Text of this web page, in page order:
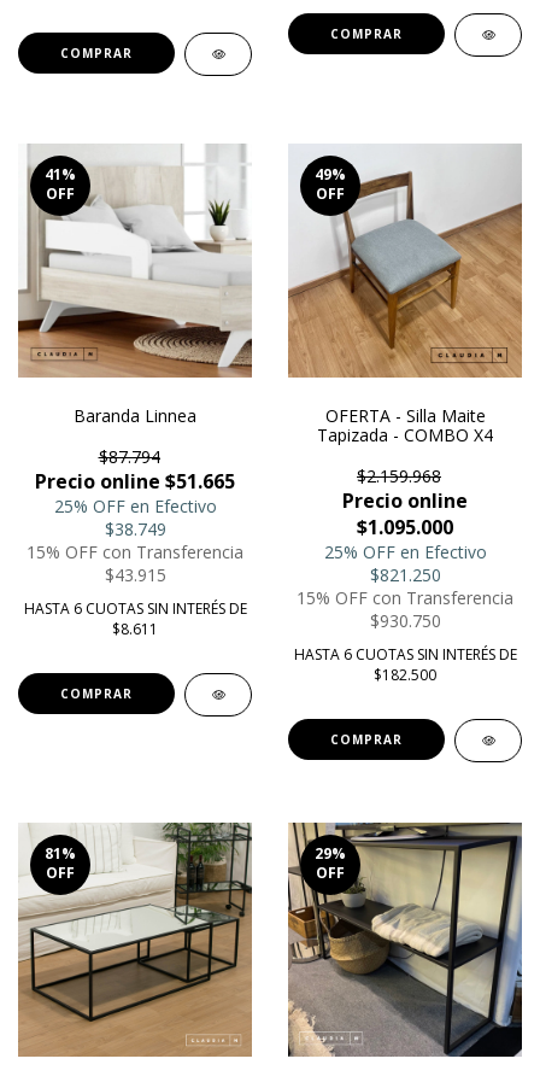
COMPRAR
41%
OFF
Baranda Linnea
$87.794
Precio online $51.665
25% OFF en Efectivo
$38.749
15% OFF con Transferencia
$43.915
HASTA 6 CUOTAS SIN INTERÉS DE
$8.611
49%
OFF
OFERTA - Silla Maite
Tapizada - COMBO X4
$2.159.968
Precio online
$1.095.000
25% OFF en Efectivo
$821.250
15% OFF con Transferencia
$930.750
HASTA 6 CUOTAS SIN INTERÉS DE
$182.500
COMPRAR
81%
OFF
29%
OFF